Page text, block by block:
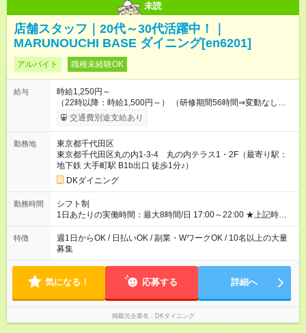
未読
店舗スタッフ｜20代～30代活躍中！｜
MARUNOUCHI BASE ダイニング[en6201]
アルバイト 職種未経験OK
給与
時給1,250円～
（22時以降：時給1,500円～） （研修期間56時間⇒変動なし） ■
食事補助あり⇒1食200円 ■友人紹介制度あり⇒1人紹介につき最
大3万円支給！ 【試用期間】試用期間なし
交通費別途支給あり
勤務地
東京都千代田区
東京都千代田区丸の内1-3-4 丸の内テラス1・2F（最寄り駅：
地下鉄 大手町駅 B1b出口 徒歩1分♪）
DKダイニング
勤務時間
シフト制
1日あたりの実働時間：最大8時間/日 17:00～22:00 ★上記時間
から1日3時間～OK ★週1日～OK◎ ※勤務時間の変動の可能性あ
り ※22時以降勤務は18歳以上(法令による) ■自由シフト制
特徴
週1日からOK / 日払いOK / 副業・WワークOK / 10名以上の大量
募集
気になる！ 応募する 詳細へ
掲載元企業名 DKダイニング